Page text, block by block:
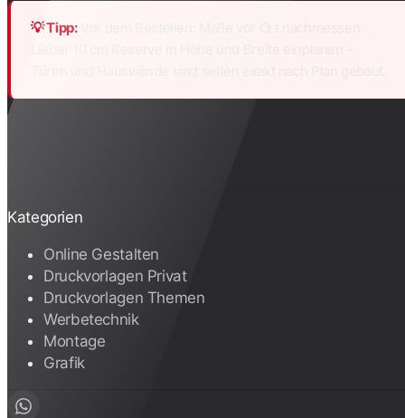
💡 Tipp:Vor dem Bestellen: Maße vor Ort nachmessen.
Lieber 10 cm Reserve in Höhe und Breite einplanen –
Türen und Hauswände sind selten exakt nach Plan gebaut.
Kategorien
Online Gestalten
Druckvorlagen Privat
Druckvorlagen Themen
Werbetechnik
Montage
Grafik